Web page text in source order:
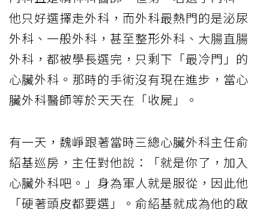
他只好選擇走外科，而外科最熱門的是泌尿
外科、一般外科，甚至整形外科、大腸直腸
外科，都被學長選完，只剩下「最冷門」的
心臟外科。那時的手術沒有現在進步，當心
臟外科醫師等於天天在「收屍」。
有一天，魏崢跟著當時三總心臟外科主任俞
紹基巡房，主任對他說：「就是你了，加入
心臟外科吧。」身為軍人就是服從，因此他
「硬著頭皮都要選」。俞紹基就成為他的啟